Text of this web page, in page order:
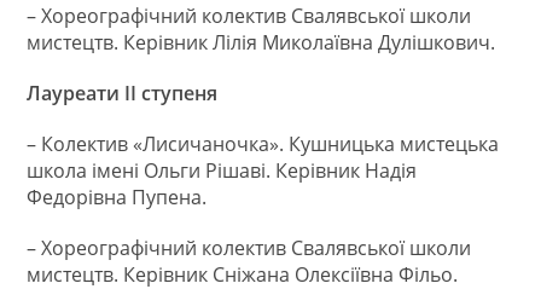
– Хореографічний колектив Свалявської школи
мистецтв. Керівник Лілія Миколаївна Дулішкович.
Лауреати ІІ ступеня
– Колектив «Лисичаночка». Кушницька мистецька
школа імені Ольги Рішаві. Керівник Надія
Федорівна Пупена.
– Хореографічний колектив Свалявської школи
мистецтв. Керівник Сніжана Олексіївна Фільо.